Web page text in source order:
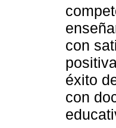
con
éxito
con